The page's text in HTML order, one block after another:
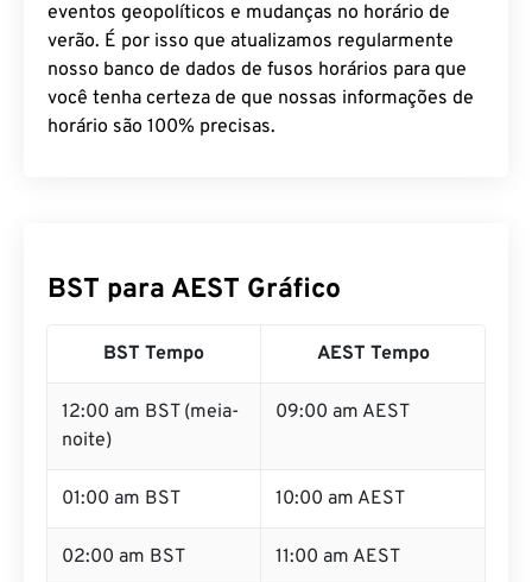
eventos geopolíticos e mudanças no horário de
verão. É por isso que atualizamos regularmente
nosso banco de dados de fusos horários para que
você tenha certeza de que nossas informações de
horário são 100% precisas.
BST para AEST Gráfico
BST Tempo AEST Tempo
12:00 am BST (meia-
noite)
09:00 am AEST
01:00 am BST 10:00 am AEST
02:00 am BST 11:00 am AEST